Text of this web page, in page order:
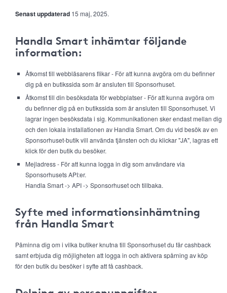
Senast uppdaterad 15 maj, 2025.
Handla Smart inhämtar följande
information:
Åtkomst till webbläsarens flikar - För att kunna avgöra om du befinner
dig på en butikssida som är ansluten till Sponsorhuset.
Åtkomst till din besöksdata för webbplatser - För att kunna avgöra om
du befinner dig på en butikssida som är ansluten till Sponsorhuset. Vi
lagrar ingen besöksdata i sig. Kommunikationen sker endast mellan dig
och den lokala installationen av Handla Smart. Om du vid besök av en
Sponsorhuset-butik vill använda tjänsten och du klickar "JA", lagras ett
klick för den butik du besöker.
Mejladress - För att kunna logga in dig som användare via
Sponsorhusets API:er.
Handla Smart -> API -> Sponsorhuset och tillbaka.
Syfte med informationsinhämtning
från Handla Smart
Påminna dig om i vilka butiker knutna till Sponsorhuset du får cashback
samt erbjuda dig möjligheten att logga in och aktivera spårning av köp
för den butik du besöker i syfte att få cashback.